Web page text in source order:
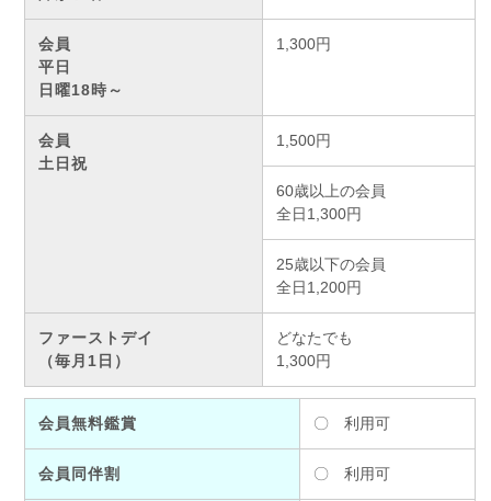
会員
平日
日曜18時～
1,300円
会員
土日祝
1,500円
60歳以上の会員
全日1,300円
25歳以下の会員
全日1,200円
ファーストデイ
（毎月1日）
どなたでも
1,300円
会員無料鑑賞 〇 利用可
会員同伴割 〇 利用可